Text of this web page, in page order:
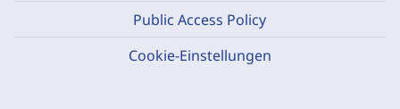
Public Access Policy
Cookie-Einstellungen